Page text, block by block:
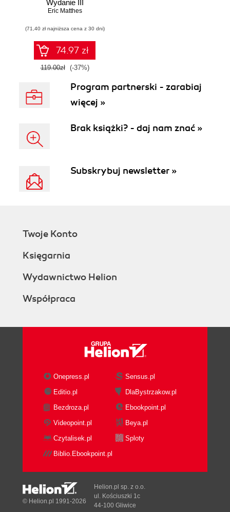
Wydanie III
Eric Matthes
(71,40 zł najniższa cena z 30 dni)
74.97 zł
119.00zł (-37%)
Program partnerski - zarabiaj
więcej »
Brak książki? - daj nam znać »
Subskrybuj newsletter »
Twoje Konto
Księgarnia
Wydawnictwo Helion
Współpraca
Onepress.pl
Sensus.pl
Editio.pl
DlaBystrzakow.pl
Bezdroza.pl
Ebookpoint.pl
Videopoint.pl
Beya.pl
Czytalisek.pl
Sploty
Biblio.Ebookpoint.pl
© Helion.pl 1991-2026
Helion.pl sp. z o.o.
ul. Kościuszki 1c
44-100 Gliwice